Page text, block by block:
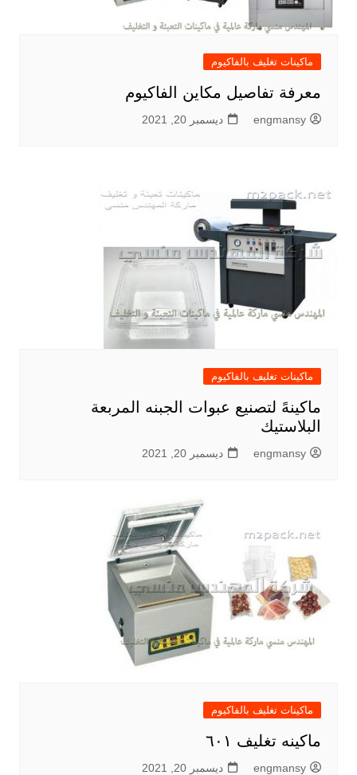
ماكينات تغليف بالفاكيوم
معرفة تفاصيل مكاين الفاكيوم
engmansy ديسمبر 20, 2021
ماكينات تغليف بالفاكيوم
ماكينهً لتصنيع عبوات الجبنه المربعة
البلاستيك
engmansy ديسمبر 20, 2021
ماكينات تغليف بالفاكيوم
ماكينه تغليف ٦٠١
engmansy ديسمبر 20, 2021